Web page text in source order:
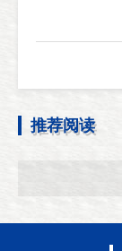
推荐阅读